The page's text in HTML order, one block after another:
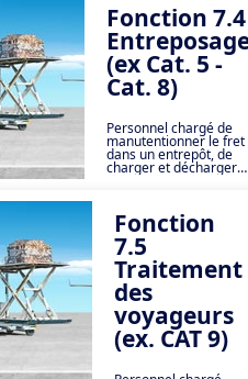
Formation initiale ou
récurrente des
personnels chargés
de traiter ou
d’accepter des
expéditions de
marchandises
Fonction 7.4
(ex Cat. 5 -
Cat. 8)
Personnel chargé de
manutentionner le fret
dans un entrepôt, de
charger et décharger
des UC, et de
fret des avions
Fonction
7.5
Traitement
des
voyageurs
(ex. CAT 9)